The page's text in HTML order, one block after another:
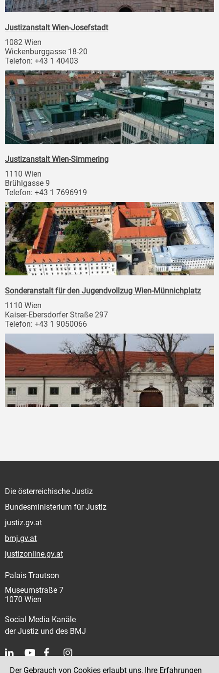
Justizanstalt Wien-Josefstadt
1082 Wien
Wickenburggasse 18-20
Telefon: +43 1 40403
Justizanstalt Wien-Simmering
1110 Wien
Brühlgasse 9
Telefon: +43 1 7696919
Sonderanstalt für den Jugendvollzug Wien-Münnichplatz
1110 Wien
Kaiser-Ebersdorfer Straße 297
Telefon: +43 1 9050066
Die österreichische Justiz
Bundesministerium für Justiz
justiz.gv.at
bmj.gv.at
justizonline.gv.at
Palais Trautson
Museumstraße 7
1070 Wien
Social Media Kanäle
der Justiz und des BMJ
Der Gebrauch von Cookies erlaubt uns, Ihre Erfahrungen